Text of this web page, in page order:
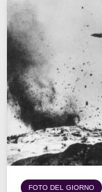
FOTO DEL GIORNO